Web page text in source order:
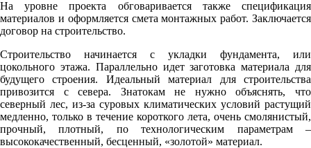
На уровне проекта обговаривается также спецификация
материалов и оформляется смета монтажных работ. Заключается
договор на строительство.
Строительство начинается с укладки фундамента, или
цокольного этажа. Параллельно идет заготовка материала для
будущего строения. Идеальный материал для строительства
привозится с севера. Знатокам не нужно объяснять, что
северный лес, из-за суровых климатических условий растущий
медленно, только в течение короткого лета, очень смолянистый,
прочный, плотный, по технологическим параметрам –
высококачественный, бесценный, «золотой» материал.